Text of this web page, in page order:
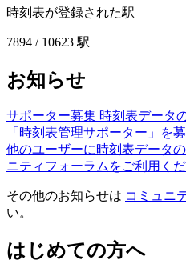
時刻表が登録された駅
7894 / 10623 駅
お知らせ
サポーター募集 時刻表データ
「時刻表管理サポーター」を
他のユーザーに時刻表データ
ニティフォーラムをご利用くだ
その他のお知らせは コミュニ
い。
はじめての方へ